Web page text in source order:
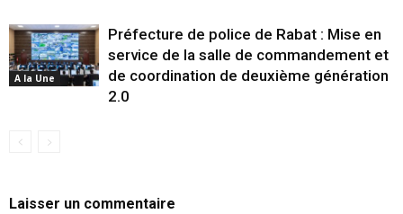
A la Une
Préfecture de police de Rabat : Mise en
service de la salle de commandement et
de coordination de deuxième génération
2.0
Laisser un commentaire